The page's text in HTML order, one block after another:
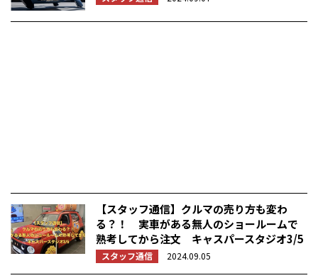
【スタッフ通信】クルマの売り方も変わ
る？！ 実車がある無人のショールームで
熟考してから注文 キャスパースタジオ3/5
スタッフ通信 2024.09.05